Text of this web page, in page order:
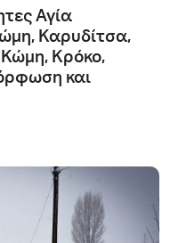
Αγία
Καρυδίτσα,
Κρόκο,
και